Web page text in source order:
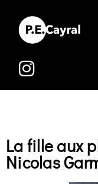
La fille aux
Nicolas